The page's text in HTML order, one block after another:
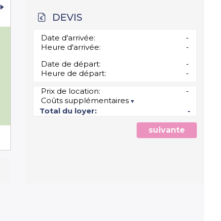
DEVIS
Date d'arrivée:
-
Heure d'arrivée:
-
Date de départ:
-
Heure de départ:
-
Prix de location:
-
Coûts supplémentaires
Total du loyer:
-
suivante